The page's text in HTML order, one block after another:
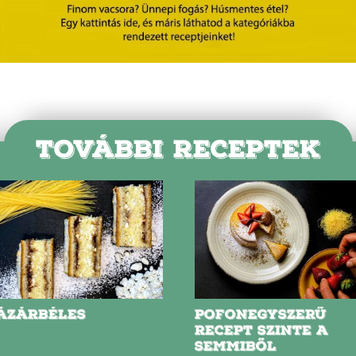
TOVÁBBI RECEPTEK
POFONEGYSZERŰ
RECEPT SZINTE A
SEMMIBŐL